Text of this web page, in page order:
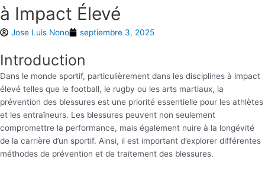
à Impact Élevé
Jose Luis Nono septiembre 3, 2025
Introduction
Dans le monde sportif, particulièrement dans les disciplines à impact
élevé telles que le football, le rugby ou les arts martiaux, la
prévention des blessures est une priorité essentielle pour les athlètes
et les entraîneurs. Les blessures peuvent non seulement
compromettre la performance, mais également nuire à la longévité
de la carrière d’un sportif. Ainsi, il est important d’explorer différentes
méthodes de prévention et de traitement des blessures.